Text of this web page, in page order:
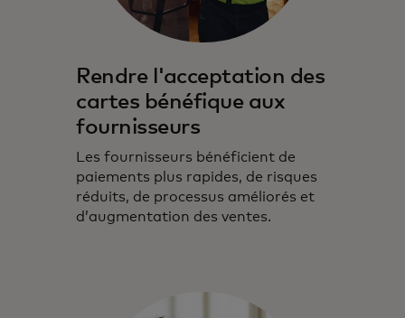
Rendre l'acceptation des
cartes bénéfique aux
fournisseurs
Les fournisseurs bénéficient de
paiements plus rapides, de risques
réduits, de processus améliorés et
d’augmentation des ventes.